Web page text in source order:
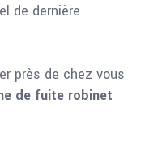
de dernière
près de chez vous
de fuite robinet